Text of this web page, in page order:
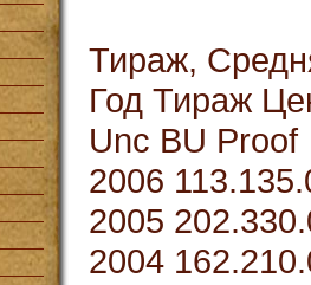
Тираж,
Год Тираж
Unc BU Proof
2006
2005
2004